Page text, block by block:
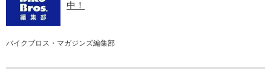
中！
バイクブロス・マガジンズ編集部